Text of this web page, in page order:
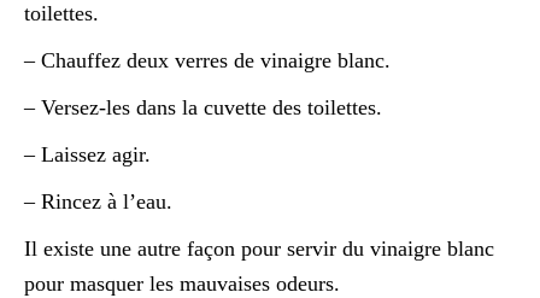
toilettes.
– Chauffez deux verres de vinaigre blanc.
– Versez-les dans la cuvette des toilettes.
– Laissez agir.
– Rincez à l’eau.
Il existe une autre façon pour servir du vinaigre blanc
pour masquer les mauvaises odeurs.